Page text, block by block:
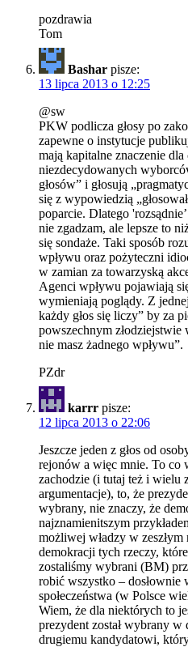
pozdrawia
Tom
Bashar pisze:
13 lipca 2013 o 12:25
@sw
PKW podlicza głosy po
zapewne o instytucje
mają kapitalne znaczenie
niezdecydowanych
głosów” i głosują
się z wypowiedzią
poparcie. Dlatego
nie zgadzam, ale lepsze to
się sondaże. Taki sposób
wpływu oraz pożyteczni
w zamian za towarzyską
Agenci wpływu pojawiają
wymieniają poglądy. Z
każdy głos się liczy” by za
powszechnym złodziejstwie
nie masz żadnego wpływu”.
PZdr
karrr pisze:
12 lipca 2013 o 22:06
Jeszcze jeden z głos od
rejonów a więc mnie. To co
zachodzie (i tutaj też i wielu
argumentacje), to, że
wybrany, nie znaczy, że
najznamienitszym
możliwej władzy w
demokracji tych rzeczy,
zostaliśmy wybrani (BM)
robić wszystko – dosłownie
społeczeństwa (w Polsce
Wiem, że dla niektórych to
prezydent został wybrany
drugiemu kandydatowi,